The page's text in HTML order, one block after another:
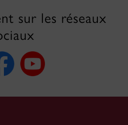
sur les réseaux